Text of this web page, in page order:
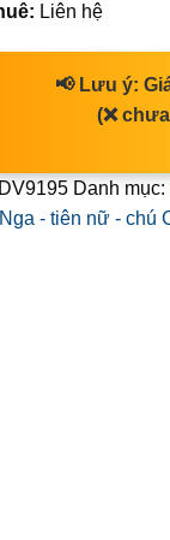
Liên hệ
📢 Lưu ý:
(❌
DV9195 Danh mục:
- tiên nữ - chú